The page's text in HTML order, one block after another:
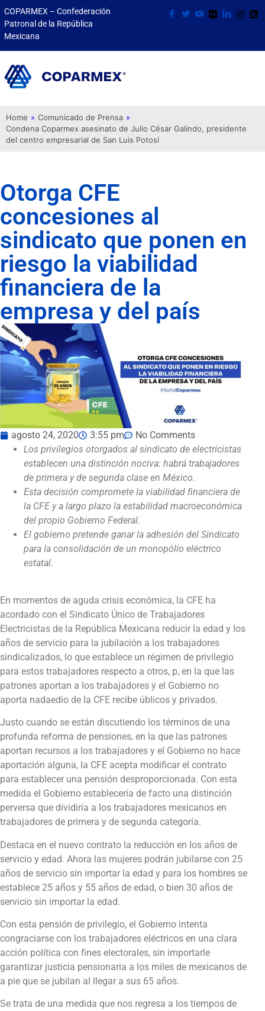
COPARMEX – Confederación
Patronal de la República
Mexicana
Home » Comunicado de Prensa »
Condena Coparmex asesinato de Julio César Galindo, presidente
del centro empresarial de San Luis Potosí
Otorga CFE
concesiones al
sindicato que ponen en
riesgo la viabilidad
financiera de la
empresa y del país
agosto 24, 2020 3:55 pm
No Comments
Los privilegios otorgados al sindicato de electricistas
establecen una distinción nociva: habrá trabajadores
de primera y de segunda clase en México.
Esta decisión compromete la viabilidad financiera de
la CFE y a largo plazo la estabilidad macroeconómica
del propio Gobierno Federal.
El gobierno pretende ganar la adhesión del Sindicato
para la consolidación de un monopólio eléctrico
estatal.
En momentos de aguda crisis económica, la CFE ha
acordado con el Sindicato Único de Trabajadores
Electricistas de la República Mexicana reducir la edad y los
años de servicio para la jubilación a los trabajadores
sindicalizados, lo que establece un régimen de privilegio
para estos trabajadores respecto a otros, p, en la que las
patrones aportan a los trabajadores y el Gobierno no
aporta nadaedio de la CFE recibe úblicos y privados.
Justo cuando se están discutiendo los términos de una
profunda reforma de pensiones, en la que las patrones
aportan recursos a los trabajadores y el Gobierno no hace
aportación alguna, la CFE acepta modificar el contrato
para establecer una pensión desproporcionada. Con esta
medida el Gobierno establecería de facto una distinción
perversa que dividiría a los trabajadores mexicanos en
trabajadores de primera y de segunda categoría.
Destaca en el nuevo contrato la reducción en los años de
servicio y edad. Ahora las mujeres podrán jubilarse con 25
años de servicio sin importar la edad y para los hombres se
establece 25 años y 55 años de edad, o bien 30 años de
servicio sin importar la edad.
Con esta pensión de privilegio, el Gobierno intenta
congraciarse con los trabajadores eléctricos en una clara
acción política con fines electorales, sin importarle
garantizar justicia pensionaria a los miles de mexicanos de
a pie que se jubilan al llegar a sus 65 años.
Se trata de una medida que nos regresa a los tiempos de